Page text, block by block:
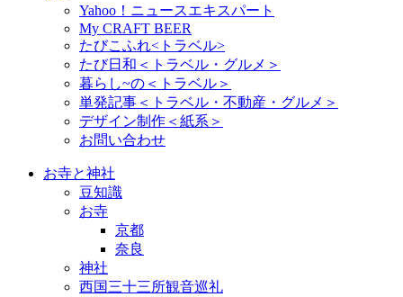
Yahoo！ニュースエキスパート
My CRAFT BEER
たびこふれ<トラベル>
たび日和＜トラベル・グルメ＞
暮らし~の＜トラベル＞
単発記事＜トラベル・不動産・グルメ＞
デザイン制作＜紙系＞
お問い合わせ
お寺と神社
豆知識
お寺
京都
奈良
神社
西国三十三所観音巡礼